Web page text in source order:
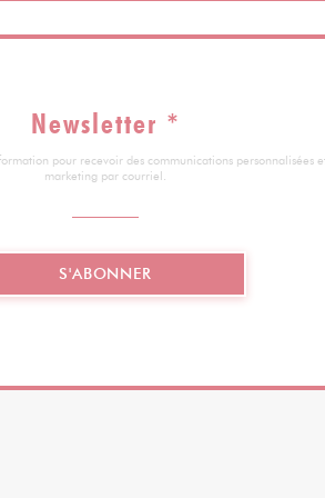
Newsletter *
pour recevoir des communications personnalisées
marketing par courriel.
S'ABONNER
FENÊTRE))